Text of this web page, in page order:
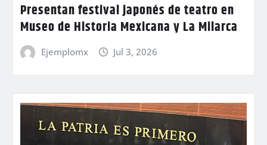
Presentan festival japonés de teatro en
Museo de Historia Mexicana y La Milarca
Ejemplomx Jul 3, 2026